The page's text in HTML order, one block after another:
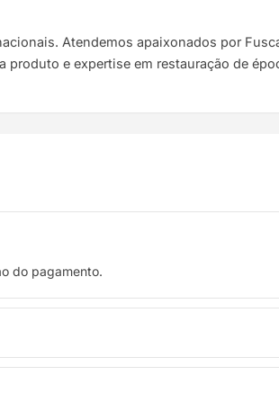
Atendemos apaixonados por
produto e expertise em restauração de
do pagamento.